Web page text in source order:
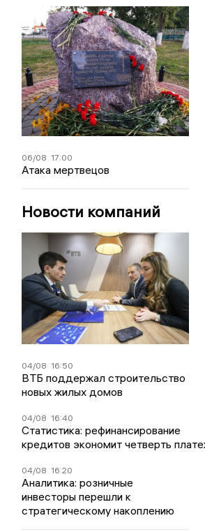
06/08 17:00
Атака мертвецов
Новости компаний
04/08 16:50
ВТБ поддержал строительство
новых жилых домов
04/08 16:40
Статистика: рефинансирование
кредитов экономит четверть
04/08 16:20
Аналитика: розничные
инвесторы перешли к
стратегическому накоплению